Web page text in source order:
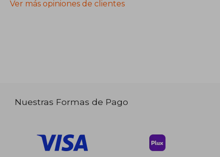
Ver más opiniones de clientes
Nuestras Formas de Pago